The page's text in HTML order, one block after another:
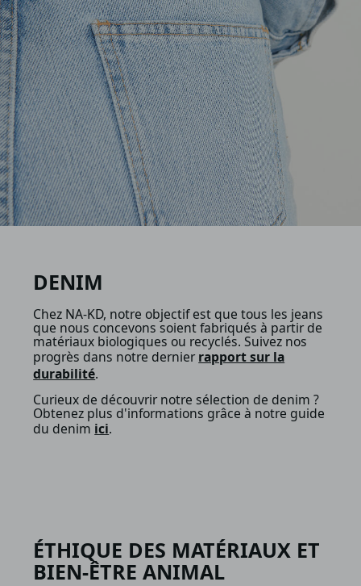
DENIM
Chez NA-KD, notre objectif est que tous les jeans
que nous concevons soient fabriqués à partir de
matériaux biologiques ou recyclés. Suivez nos
progrès dans notre dernierrapport sur la
durabilité.
Curieux de découvrir notre sélection de denim ?
Obtenez plus d'informations grâce à notre guide
du denim ici.
ÉTHIQUE DES MATÉRIAUX ET
BIEN-ÊTRE ANIMAL